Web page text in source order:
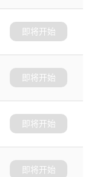
即将开始
即将开始
即将开始
即将开始